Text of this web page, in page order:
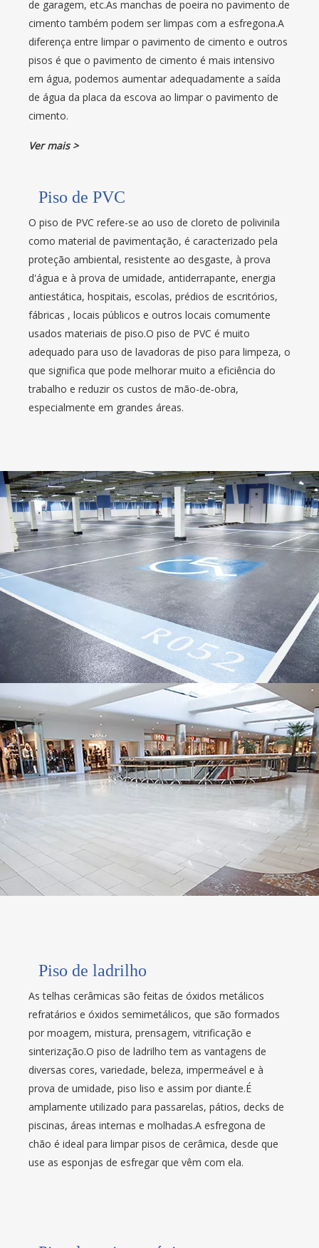
de garagem, etc.As manchas de poeira no pavimento de
cimento também podem ser limpas com a esfregona.A
diferença entre limpar o pavimento de cimento e outros
pisos é que o pavimento de cimento é mais intensivo
em água, podemos aumentar adequadamente a saída
de água da placa da escova ao limpar o pavimento de
cimento.
Ver mais >
Piso de PVC
O piso de PVC refere-se ao uso de cloreto de polivinila
como material de pavimentação, é caracterizado pela
proteção ambiental, resistente ao desgaste, à prova
d'água e à prova de umidade, antiderrapante, energia
antiestática, hospitais, escolas, prédios de escritórios,
fábricas , locais públicos e outros locais comumente
usados ​​materiais de piso.O piso de PVC é muito
adequado para uso de lavadoras de piso para limpeza, o
que significa que pode melhorar muito a eficiência do
trabalho e reduzir os custos de mão-de-obra,
especialmente em grandes áreas.
Piso de ladrilho
As telhas cerâmicas são feitas de óxidos metálicos
refratários e óxidos semimetálicos, que são formados
por moagem, mistura, prensagem, vitrificação e
sinterização.O piso de ladrilho tem as vantagens de
diversas cores, variedade, beleza, impermeável e à
prova de umidade, piso liso e assim por diante.É
amplamente utilizado para passarelas, pátios, decks de
piscinas, áreas internas e molhadas.A esfregona de
chão é ideal para limpar pisos de cerâmica, desde que
use as esponjas de esfregar que vêm com ela.